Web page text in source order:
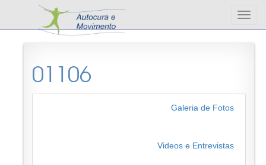
01106
Galeria de Fotos
Videos e Entrevistas